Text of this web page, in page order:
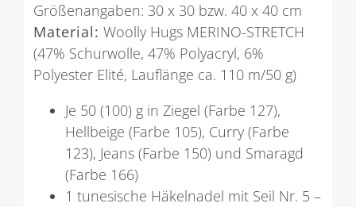
Größenangaben: 30 x 30 bzw. 40 x 40 cm
Material: Woolly Hugs MERINO-STRETCH
(47% Schurwolle, 47% Polyacryl, 6%
Polyester Elité, Lauflänge ca. 110 m/50 g)
Je 50 (100) g in Ziegel (Farbe 127),
Hellbeige (Farbe 105), Curry (Farbe
123), Jeans (Farbe 150) und Smaragd
(Farbe 166)
1 tunesische Häkelnadel mit Seil Nr. 5 –